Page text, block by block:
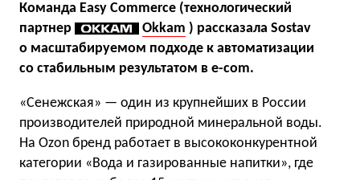
Команда Easy Commerce (технологический
партнер
Okkam ) рассказала Sostav
о масштабируемом подходе к автоматизации
со стабильным результатом в e-com.
«Сенежская» — один из крупнейших в России
производителей природной минеральной воды.
На Ozon бренд работает в высококонкурентной
категории «Вода и газированные напитки», где